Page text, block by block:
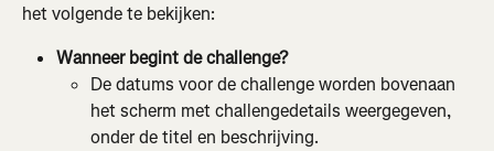
het volgende te bekijken:
Wanneer begint de challenge?
De datums voor de challenge worden bovenaan
het scherm met challengedetails weergegeven,
onder de titel en beschrijving.